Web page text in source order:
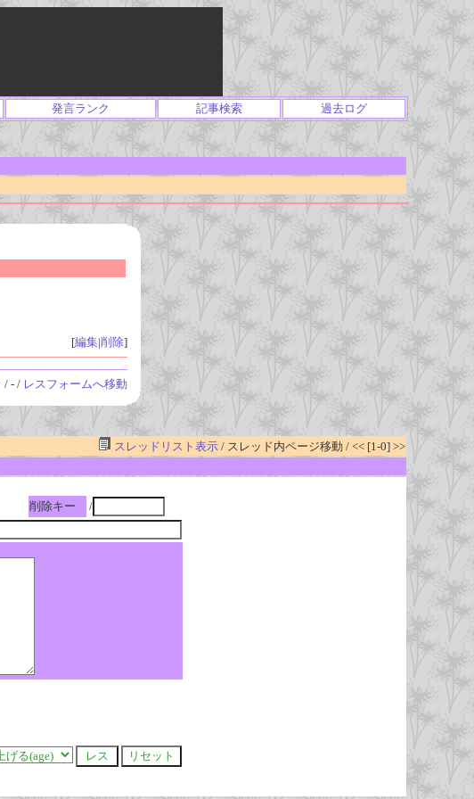
発言ランク 記事検索 過去ログ
[編集|削除]
/ - / レスフォームへ移動
スレッドリスト表示/ スレッド内ページ移動 / << [1-0] >>
削除キー
/